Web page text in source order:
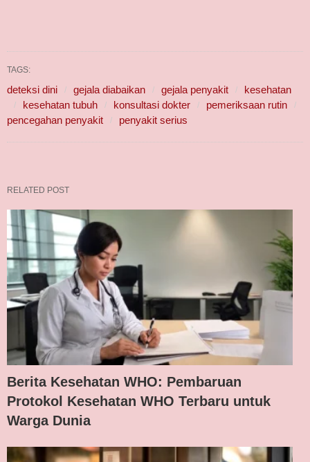
TAGS:
deteksi dini gejala diabaikan gejala penyakit
kesehatan
kesehatan tubuh
konsultasi dokter
pemeriksaan rutin
pencegahan penyakit
penyakit serius
RELATED POST
Berita Kesehatan WHO: Pembaruan
Protokol Kesehatan WHO Terbaru untuk
Warga Dunia